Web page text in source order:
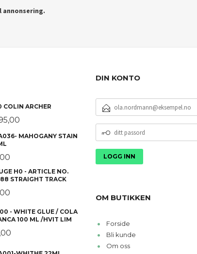
COLIN ARCHER
MAHOGANY STAIN
H0 - ARTICLE NO.
STRAIGHT TRACK
- WHITE GLUE / COLA
100 ML /HVIT LIM
DIN KONTO
POSTADRESSE
PASSORD
OM BUTIKKEN
Forside
Bli kunde
Om oss